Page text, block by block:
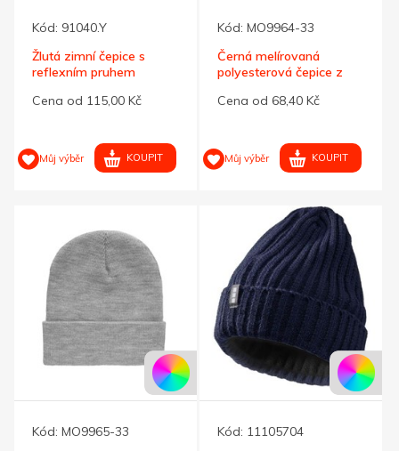
Kód: 91040.Y
Žlutá zimní čepice s
reflexním pruhem
Cena od 115,00 Kč
Můj výběr KOUPIT
Kód: MO9964-33
Černá melírovaná
polyesterová čepice z
Cena od 68,40 Kč
Můj výběr KOUPIT
Kód: MO9965-33
Kód: 11105704